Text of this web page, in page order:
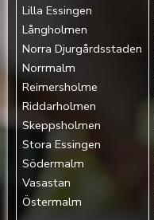
Lilla Essingen‎
Långholmen‎
Norra Djurgårdsstaden‎
Norrmalm‎
Reimersholme‎
Riddarholmen‎
Skeppsholmen‎
Stora Essingen‎
Södermalm‎
Vasastan‎
Östermalm‎